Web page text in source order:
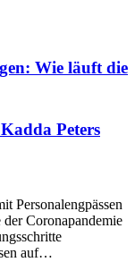
Wie läuft die
Peters
Personalengpässen
Coronapandemie
auf…